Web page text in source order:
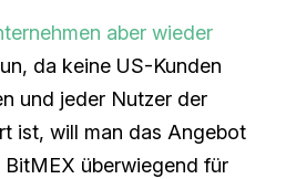
aber wieder
da keine US-Kunden
und jeder Nutzer der
ist, will man das Angebot
BitMEX überwiegend für